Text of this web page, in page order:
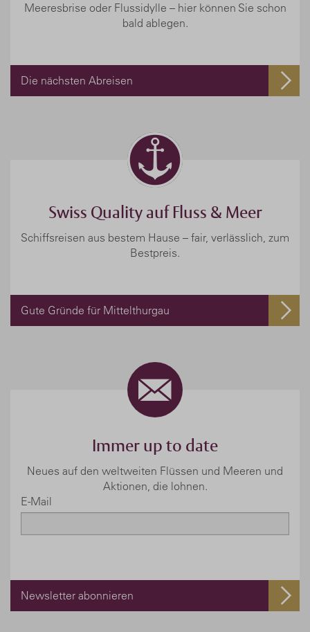
Meeresbrise oder Flussidylle – hier können Sie schon
bald ablegen.
Die nächsten Abreisen
Swiss Quality auf Fluss & Meer
Schiffsreisen aus bestem Hause – fair, verlässlich, zum
Bestpreis.
Gute Gründe für Mittelthurgau
Immer up to date
Neues auf den weltweiten Flüssen und Meeren und
Aktionen, die lohnen.
E-Mail
Newsletter abonnieren